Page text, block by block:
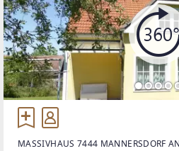
MASSIVHAUS 7444 MANNERSDORF